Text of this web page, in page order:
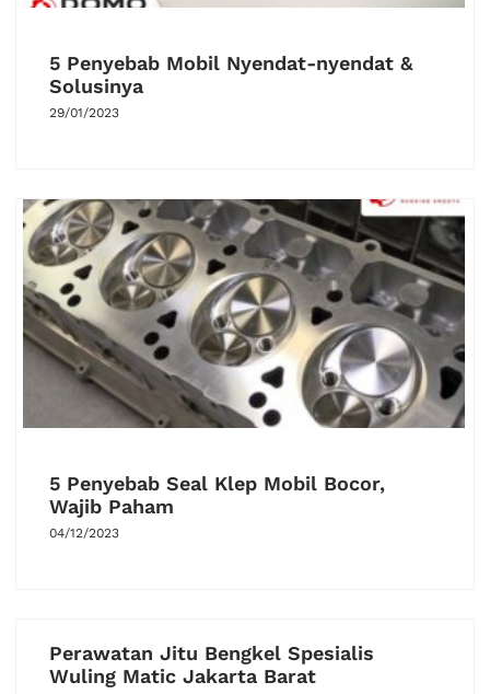
5 Penyebab Mobil Nyendat-nyendat &
Solusinya
29/01/2023
5 Penyebab Seal Klep Mobil Bocor,
Wajib Paham
04/12/2023
Perawatan Jitu Bengkel Spesialis
Wuling Matic Jakarta Barat